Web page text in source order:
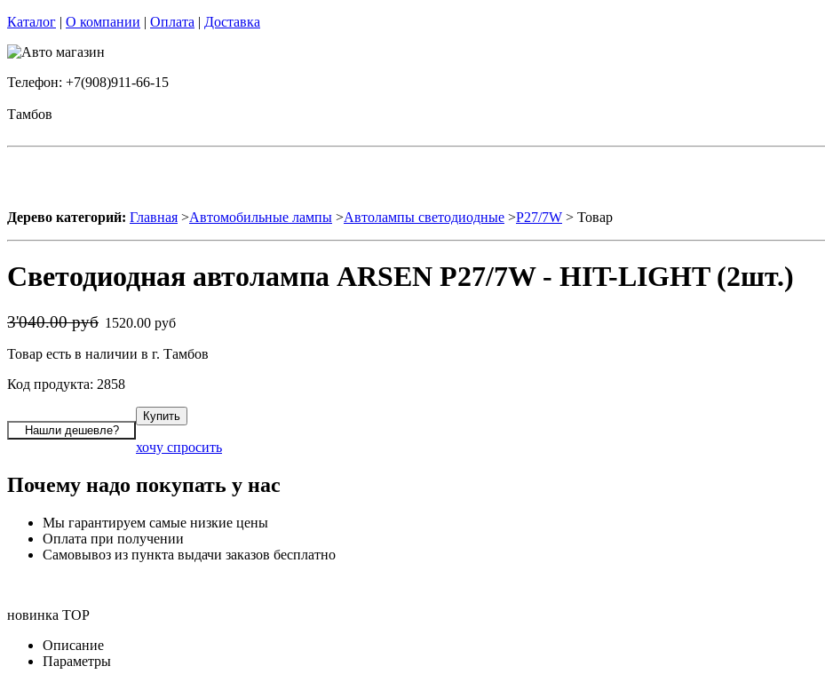
Каталог | О компании | Оплата | Доставка
Телефон: +7(908)911-66-15
Тамбов
Дерево категорий: Главная >Автомобильные лампы >Автолампы светодиодные >P27/7W > Товар
Светодиодная автолампа ARSEN P27/7W - HIT-LIGHT (2шт.)
3'040.00 руб 1520.00 руб
Товар есть в наличии в г. Тамбов
Код продукта: 2858
хочу спросить
Почему надо покупать у нас
Мы гарантируем самые низкие цены
Оплата при получении
Самовывоз из пункта выдачи заказов бесплатно
новинка TOP
Описание
Параметры